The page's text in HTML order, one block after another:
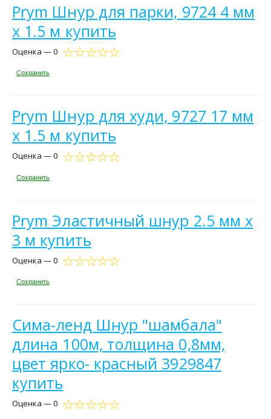
Prym Шнур для парки, 9724 4 мм
х 1.5 м купить
Оценка — 0
Сохранить
Prym Шнур для худи, 9727 17 мм
х 1.5 м купить
Оценка — 0
Сохранить
Prym Эластичный шнур 2.5 мм х
3 м купить
Оценка — 0
Сохранить
Сима-ленд Шнур "шамбала"
длина 100м, толщина 0,8мм,
цвет ярко- красный 3929847
купить
Оценка — 0